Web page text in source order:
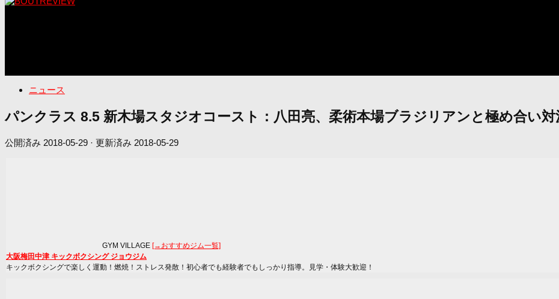
ニュース
パンクラス 8.5 新木場スタジオコースト：八田亮、柔術本場ブラジリアンと極め合い
公開済み 2018-05-29 · 更新済み 2018-05-29
GYM VILLAGE [→おすすめジム一覧]
大阪梅田中津 キックボクシング ジョウジム
キックボクシングで楽しく運動！燃焼！ストレス発散！初心者でも経験者でもしっかり指導。見学・体験大歓迎！